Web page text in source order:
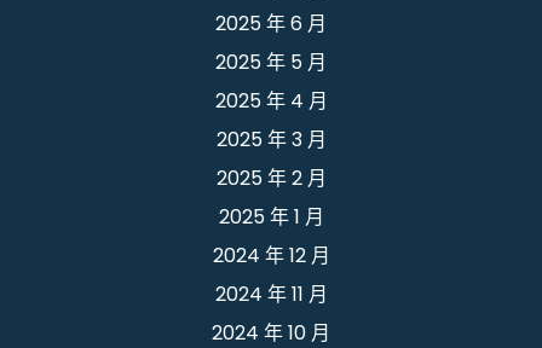
2025 年 6 月
2025 年 5 月
2025 年 4 月
2025 年 3 月
2025 年 2 月
2025 年 1 月
2024 年 12 月
2024 年 11 月
2024 年 10 月